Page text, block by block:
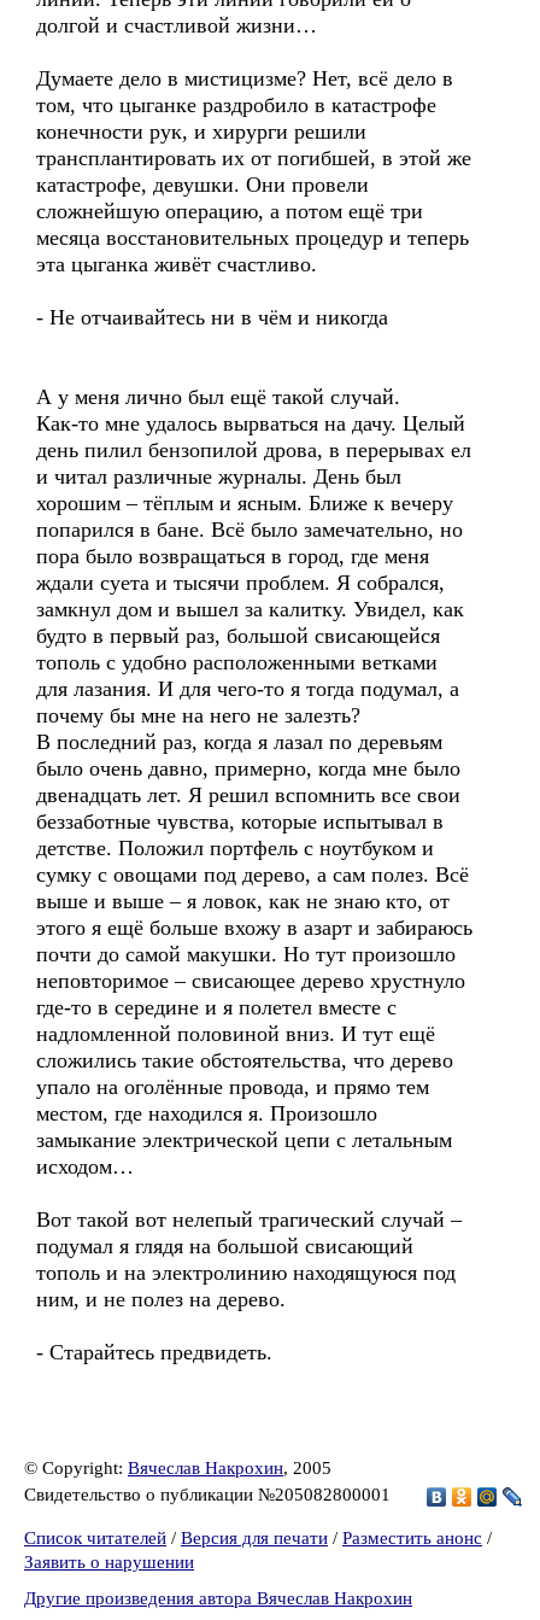
долгой и счастливой жизни…
Думаете дело в мистицизме? Нет, всё дело в
том, что цыганке раздробило в катастрофе
конечности рук, и хирурги решили
трансплантировать их от погибшей, в этой же
катастрофе, девушки. Они провели
сложнейшую операцию, а потом ещё три
месяца восстановительных процедур и теперь
эта цыганка живёт счастливо.
- Не отчаивайтесь ни в чём и никогда
А у меня лично был ещё такой случай.
Как-то мне удалось вырваться на дачу. Целый
день пилил бензопилой дрова, в перерывах ел
и читал различные журналы. День был
хорошим – тёплым и ясным. Ближе к вечеру
попарился в бане. Всё было замечательно, но
пора было возвращаться в город, где меня
ждали суета и тысячи проблем. Я собрался,
замкнул дом и вышел за калитку. Увидел, как
будто в первый раз, большой свисающейся
тополь с удобно расположенными ветками
для лазания. И для чего-то я тогда подумал, а
почему бы мне на него не залезть?
В последний раз, когда я лазал по деревьям
было очень давно, примерно, когда мне было
двенадцать лет. Я решил вспомнить все свои
беззаботные чувства, которые испытывал в
детстве. Положил портфель с ноутбуком и
сумку с овощами под дерево, а сам полез. Всё
выше и выше – я ловок, как не знаю кто, от
этого я ещё больше вхожу в азарт и забираюсь
почти до самой макушки. Но тут произошло
неповторимое – свисающее дерево хрустнуло
где-то в середине и я полетел вместе с
надломленной половиной вниз. И тут ещё
сложились такие обстоятельства, что дерево
упало на оголённые провода, и прямо тем
местом, где находился я. Произошло
замыкание электрической цепи с летальным
исходом…
Вот такой вот нелепый трагический случай –
подумал я глядя на большой свисающий
тополь и на электролинию находящуюся под
ним, и не полез на дерево.
- Старайтесь предвидеть.
© Copyright: Вячеслав Накрохин, 2005
Свидетельство о публикации №205082800001
Список читателей / Версия для печати / Разместить анонс /
Заявить о нарушении
Другие произведения автора Вячеслав Накрохин